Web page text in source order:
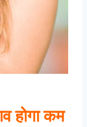
होगा कम